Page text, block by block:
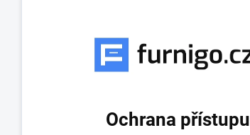
Ochrana přístupu